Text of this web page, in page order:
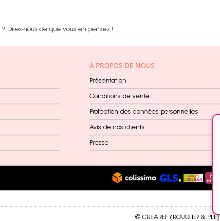
Dites-nous ce que vous en pensez !
À PROPOS DE NOUS
Présentation
Conditions de vente
Protection des données personnelles
Avis de nos clients
Presse
© CREAREF (ROUGIER & PLE)